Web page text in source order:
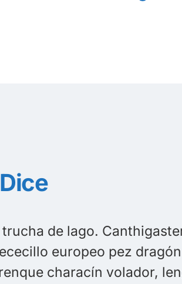
Dice
Grunion Slickhead
platija de verano
raya tenpounder